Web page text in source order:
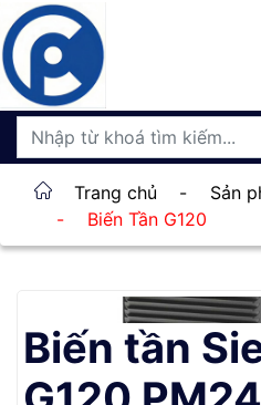
Trang chủ -
Sản
-
Biến Tần G120
Biến tần